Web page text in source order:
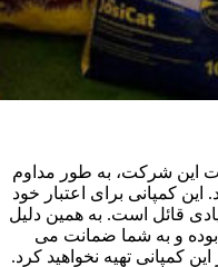
این شرکت، به طور مداوم
کمپانی برای اعتبار خود
قائل است. به همین دلیل
بوده و به شما ضمانت می
کمپانی تهیه نخواهید کرد.